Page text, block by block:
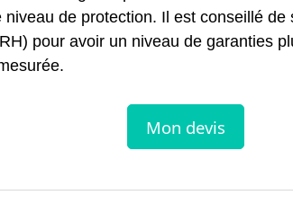
niveau de protection. Il est conseillé
pour avoir un niveau de garanties